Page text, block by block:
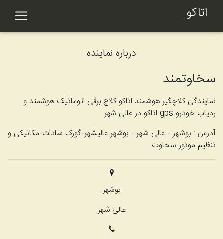
اتاکو
درباره نماینده
سخاوتمند
نمایندگی کلاچگیر هوشمند اتاکو کلاچ برقی اتوماتیک هوشمند و
ردیاب خودرو gps اتاکو در عالی شهر
آدرس : بوشهر - عالی شهر - بوشهر-عالیشهر-گورک سادات-مکانیکی و
تنظیم موتور سخاوت
بوشهر
عالی شهر